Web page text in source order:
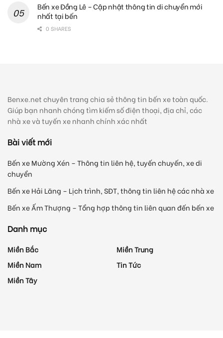
Bến xe Đồng Lê – Cập nhật thông tin di chuyển mới
nhất tại bến
0 SHARES
Benxe.net chuyên trang chia sẻ thông tin bến xe toàn quốc.
Giúp bạn nhanh chóng tìm kiếm số điện thoại, địa chỉ, các
nhà xe và tuyến xe nhanh chính xác nhất
Bài viết mới
Bến xe Mường Xén – Thông tin liên hệ, tuyến chuyến, xe di
chuyển
Bến xe Hải Lăng – Lịch trình, SĐT, thông tin liên hệ các nhà xe
Bến xe Ấm Thượng – Tổng hợp thông tin liên quan đến bến xe
Danh mục
Miền Bắc
Miền Nam
Miền Tây
Miền Trung
Tin Tức